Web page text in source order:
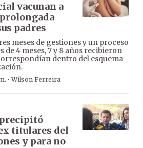
vacunan a
padres
meses de gestiones y un proceso
de 4 meses, 7 y 8 años recibieron
dentro del esquema
·Wilson Ferreira
titulares del
y para no